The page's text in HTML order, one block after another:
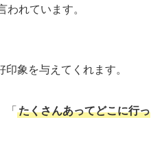
れています。
象を与えてくれます。
「 たくさんあってどこに行っ